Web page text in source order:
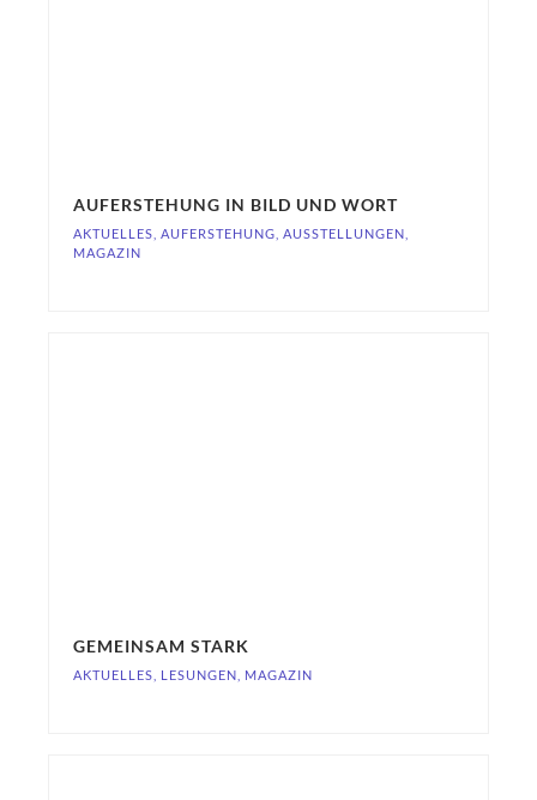
AUFERSTEHUNG IN BILD UND WORT
AKTUELLES AUFERSTEHUNG AUSSTELLUNGEN
MAGAZIN
GEMEINSAM STARK
AKTUELLES LESUNGEN MAGAZIN